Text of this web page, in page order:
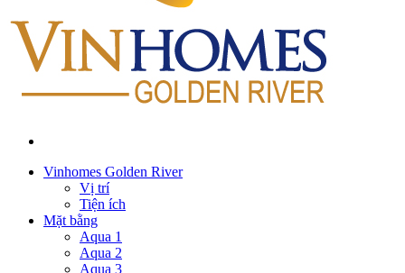
Vinhomes Golden River
Vị trí
Tiện ích
Mặt bằng
Aqua 1
Aqua 2
Aqua 3